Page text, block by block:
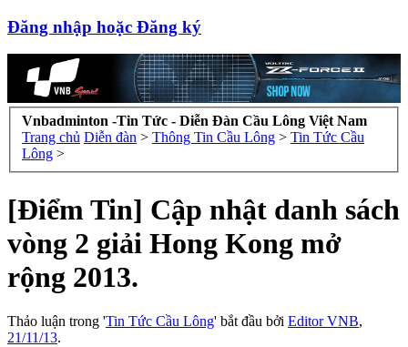
Đăng nhập hoặc Đăng ký
Vnbadminton -Tin Tức - Diễn Đàn Cầu Lông Việt Nam
Trang chủ Diễn đàn > Thông Tin Cầu Lông > Tin Tức Cầu
Lông >
[Điểm Tin] Cập nhật danh sách
vòng 2 giải Hong Kong mở
rộng 2013.
Thảo luận trong 'Tin Tức Cầu Lông' bắt đầu bởi Editor VNB,
21/11/13.